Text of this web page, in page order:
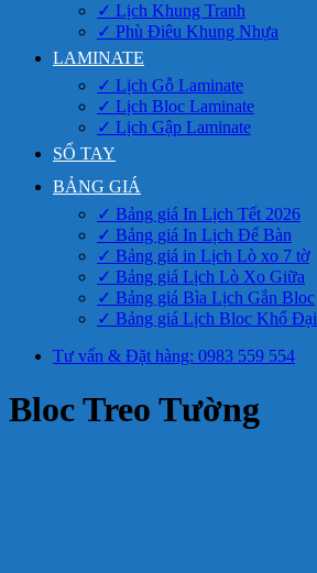
✓ Lịch Khung Tranh
✓ Phù Điêu Khung Nhựa
LAMINATE
✓ Lịch Gỗ Laminate
✓ Lịch Bloc Laminate
✓ Lịch Gập Laminate
SỔ TAY
BẢNG GIÁ
✓ Bảng giá In Lịch Tết 2026
✓ Bảng giá In Lịch Để Bàn
✓ Bảng giá in Lịch Lò xo 7 tờ
✓ Bảng giá Lịch Lò Xo Giữa
✓ Bảng giá Bìa Lịch Gắn Bloc
✓ Bảng giá Lịch Bloc Khổ Đại
Tư vấn & Đặt hàng: 0983 559 554
Bloc Treo Tường